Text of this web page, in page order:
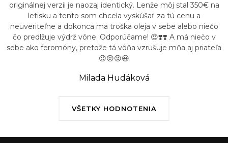
VŠETKY HODNOTENIA
originálnej verzii je naozaj identický. Lenže môj stal 350€ na
letisku a tento som chcela vyskúšať za tú cenu a
neuveriteľne a dokonca ma troška oleja v sebe alebo niečo
čo predlžuje výdrž vône. Odporúčame! 😍❣️❣️ A má niečo v
sebe ako feromóny, pretože tá vôňa vzrušuje mňa aj priateľa
😉😝😝😃
Milada Hudáková